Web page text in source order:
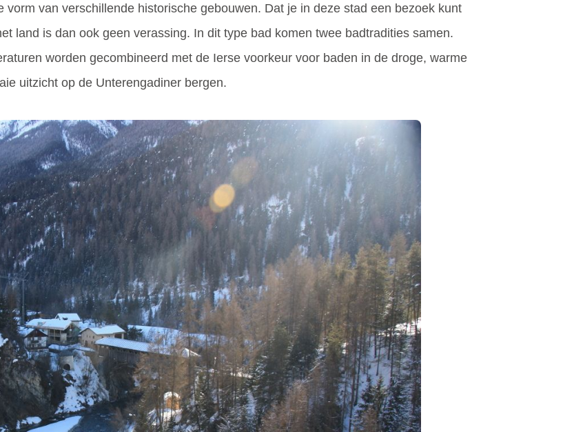
van verschillende historische gebouwen. Dat je in deze stad een bezoek kunt
land is dan ook geen verassing. In dit type bad komen twee badtradities samen.
worden gecombineerd met de Ierse voorkeur voor baden in de droge, warme
uitzicht op de Unterengadiner bergen.